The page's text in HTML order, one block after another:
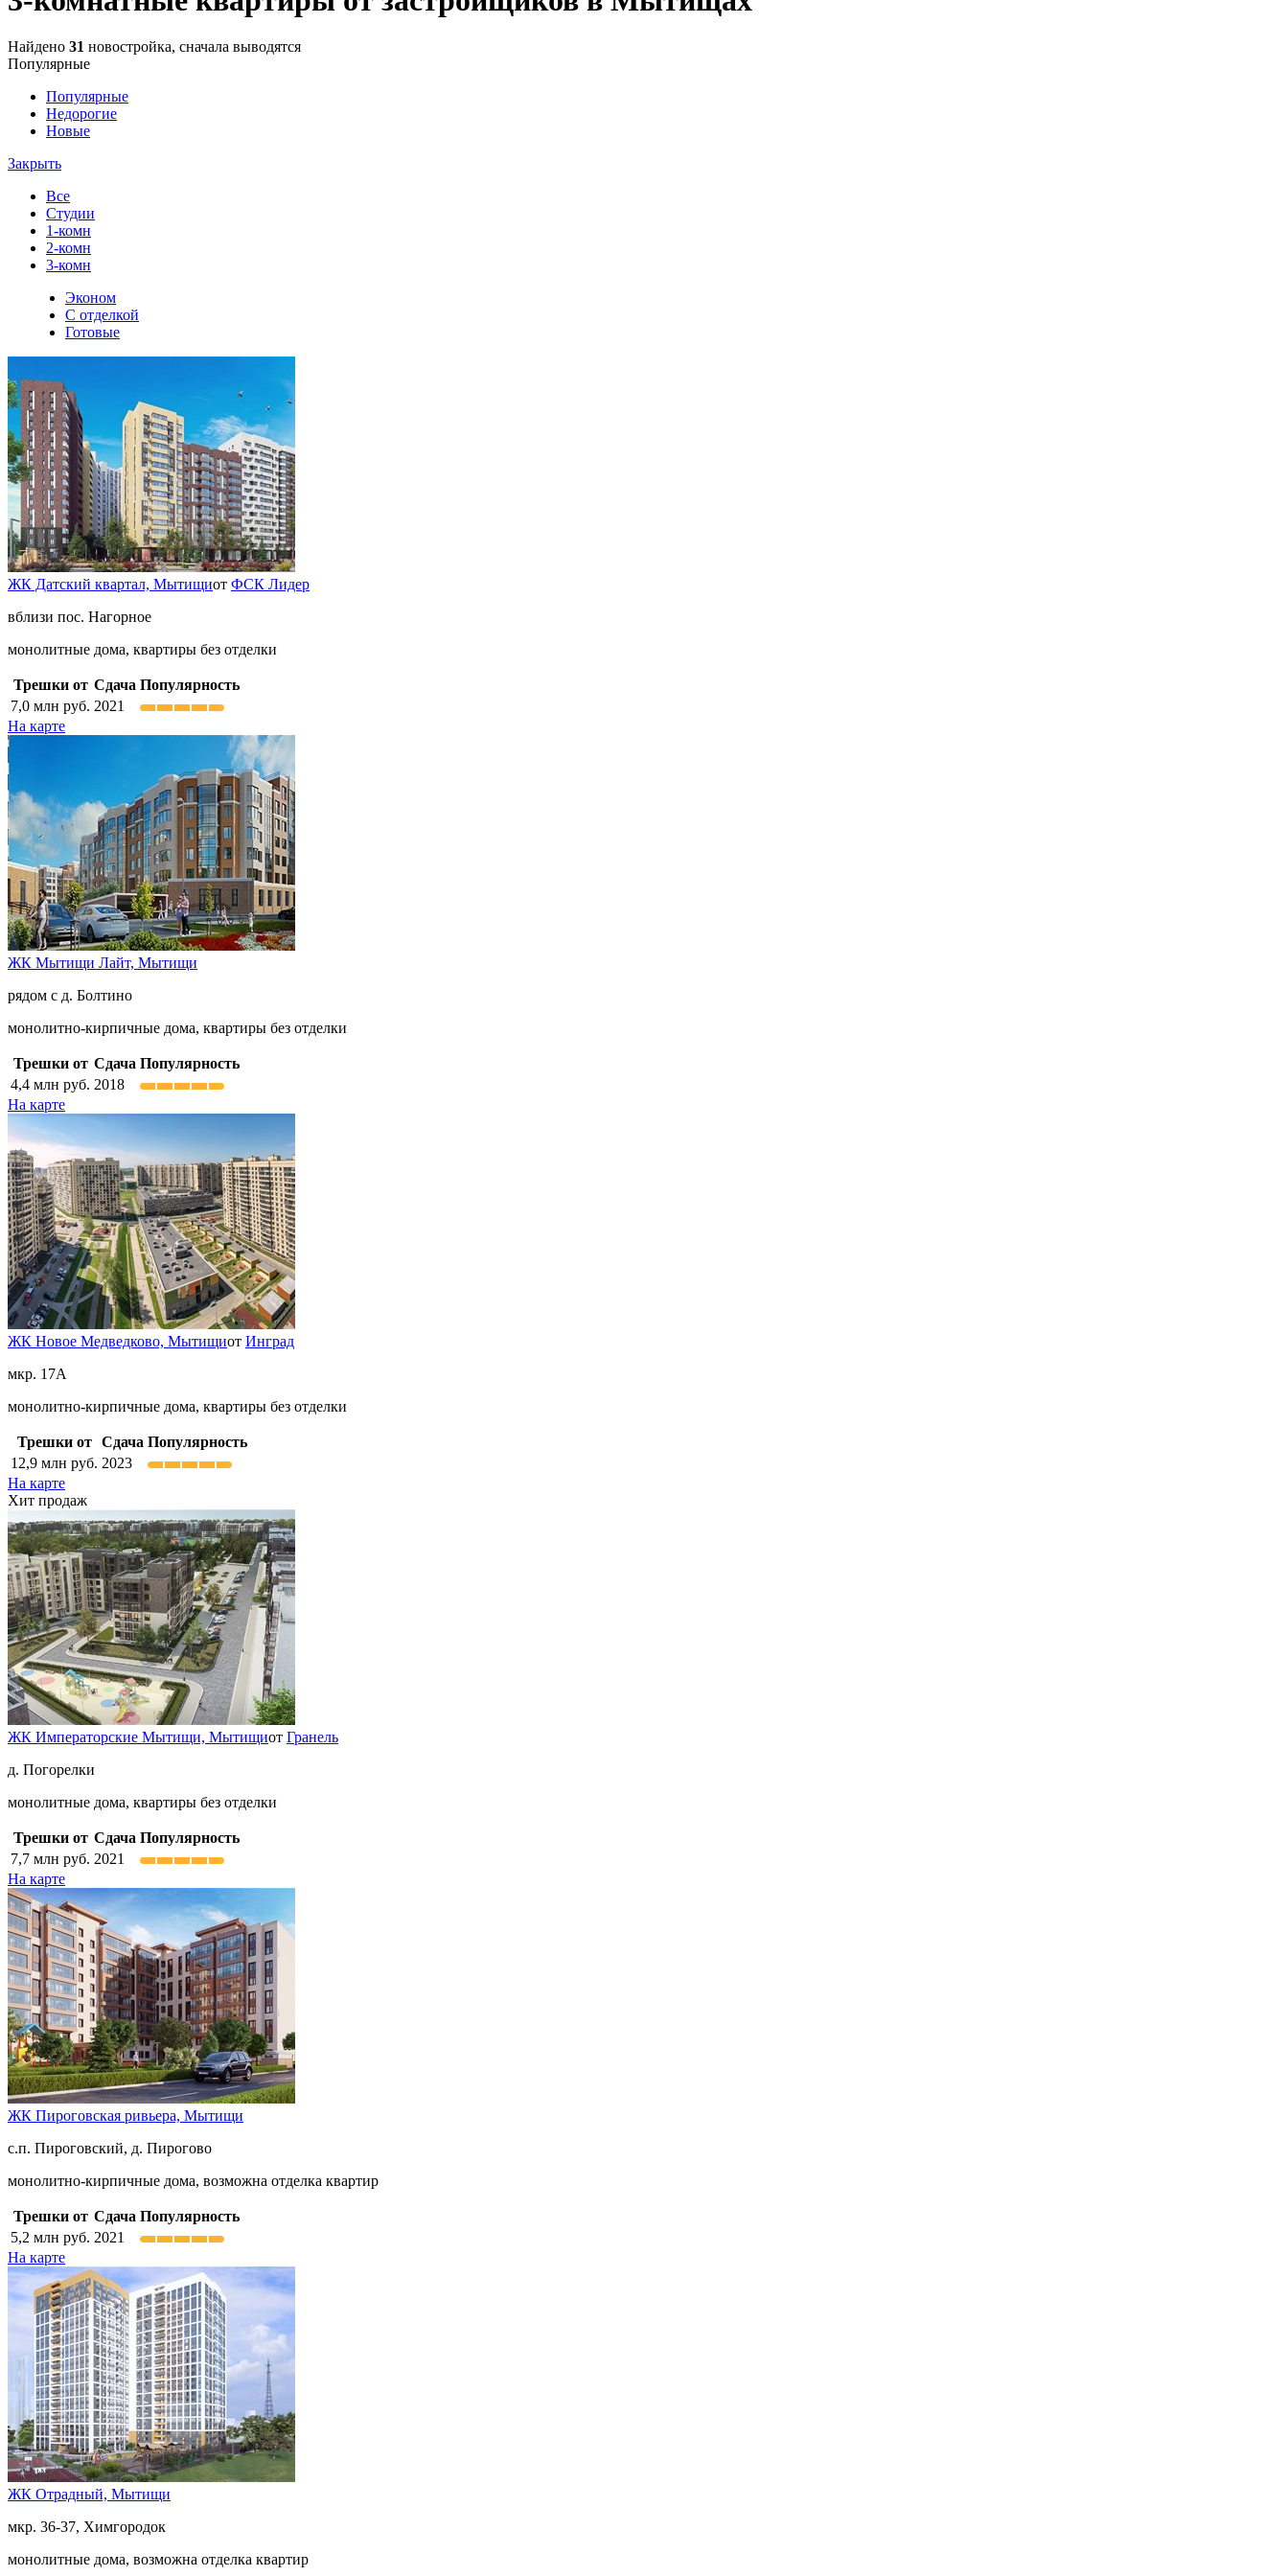
Найдено 31 новостройка, сначала выводятся
Популярные
Популярные
Недорогие
Новые
Закрыть
Все
Студии
1-комн
2-комн
3-комн
Эконом
С отделкой
Готовые
ЖК Датский квартал, Мытищиот ФСК Лидер
вблизи пос. Нагорное
монолитные дома, квартиры без отделки
Трешки от Сдача Популярность
7,0 млн руб. 2021
На карте
ЖК Мытищи Лайт, Мытищи
рядом с д. Болтино
монолитно-кирпичные дома, квартиры без отделки
Трешки от Сдача Популярность
4,4 млн руб. 2018
На карте
ЖК Новое Медведково, Мытищиот Инград
мкр. 17А
монолитно-кирпичные дома, квартиры без отделки
Трешки от Сдача Популярность
12,9 млн руб. 2023
На карте
Хит продаж
ЖК Императорские Мытищи, Мытищиот Гранель
д. Погорелки
монолитные дома, квартиры без отделки
Трешки от Сдача Популярность
7,7 млн руб. 2021
На карте
ЖК Пироговская ривьера, Мытищи
с.п. Пироговский, д. Пирогово
монолитно-кирпичные дома, возможна отделка квартир
Трешки от Сдача Популярность
5,2 млн руб. 2021
На карте
ЖК Отрадный, Мытищи
мкр. 36-37, Химгородок
монолитные дома, возможна отделка квартир